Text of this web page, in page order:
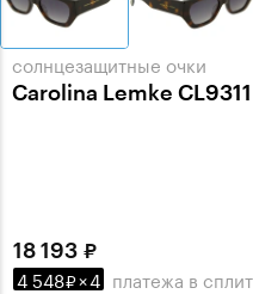
солнцезащитные очки
Carolina Lemke
18 193
4 548 ×4 платежа в сплит